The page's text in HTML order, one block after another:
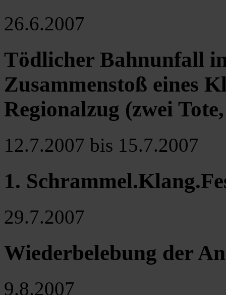
26.6.2007
Tödlicher Bahnunfall
Zusammenstoß eines
Regionalzug (zwei
12.7.2007 bis 15.7.2007
1.
29.7.2007
Wiederbelebung der
9.8.2007